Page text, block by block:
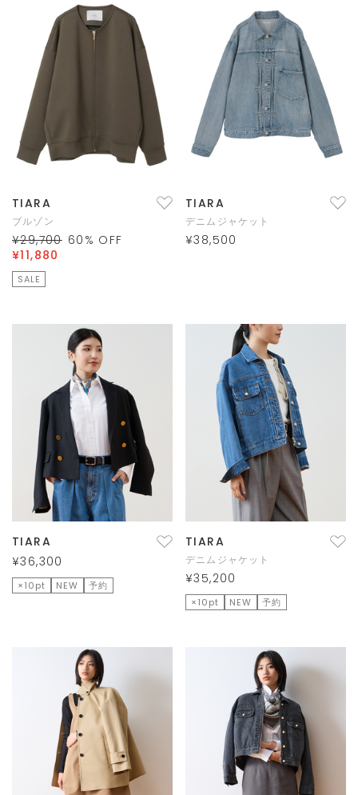
TIARA
ブルゾン
¥29,700 60 % OFF
¥11,880
SALE
TIARA
デニムジャケット
¥38,500
TIARA
¥36,300
×10pt NEW 予約
TIARA
デニムジャケット
¥35,200
×10pt NEW 予約